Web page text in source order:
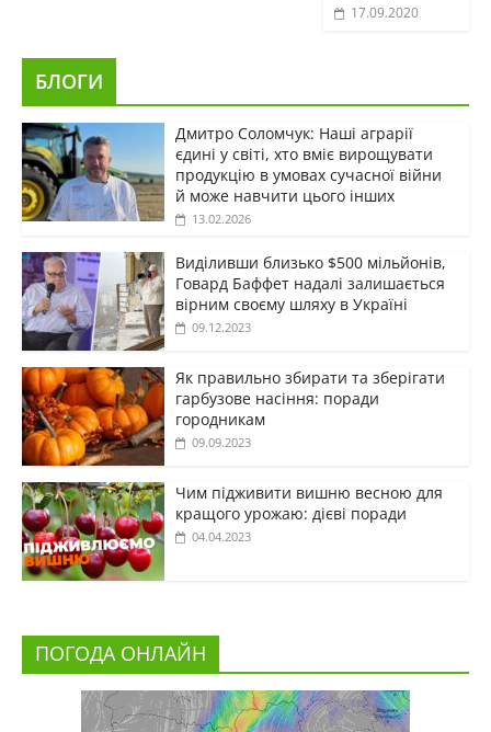
17.09.2020
БЛОГИ
Дмитро Соломчук: Наші аграрії
єдині у світі, хто вміє вирощувати
продукцію в умовах сучасної війни
й може навчити цього інших
13.02.2026
Виділивши близько $500 мільйонів,
Говард Баффет надалі залишається
вірним своєму шляху в Україні
09.12.2023
Як правильно збирати та зберігати
гарбузове насіння: поради
городникам
09.09.2023
Чим підживити вишню весною для
кращого урожаю: дієві поради
04.04.2023
ПОГОДА ОНЛАЙН